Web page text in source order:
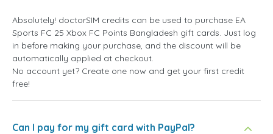
Absolutely! doctorSIM credits can be used to purchase EA
Sports FC 25 Xbox FC Points Bangladesh gift cards. Just log
in before making your purchase, and the discount will be
automatically applied at checkout.
No account yet? Create one now and get your first credit
free!
Can I pay for my gift card with PayPal?